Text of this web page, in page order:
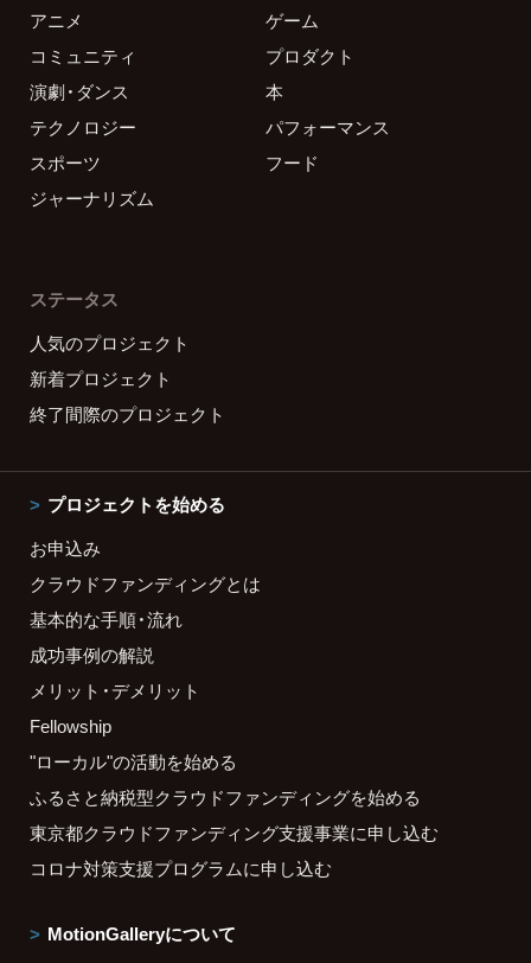
アニメ
ゲーム
コミュニティ
プロダクト
演劇・ダンス
本
テクノロジー
パフォーマンス
スポーツ
フード
ジャーナリズム
ステータス
人気のプロジェクト
新着プロジェクト
終了間際のプロジェクト
プロジェクトを始める
お申込み
クラウドファンディングとは
基本的な手順・流れ
成功事例の解説
メリット・デメリット
Fellowship
"ローカル"の活動を始める
ふるさと納税型クラウドファンディングを始める
東京都クラウドファンディング支援事業に申し込む
コロナ対策支援プログラムに申し込む
MotionGalleryについて